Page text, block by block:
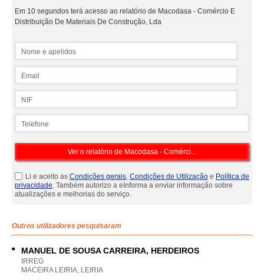
Em 10 segundos terá acesso ao relatório de Macodasa - Comércio E
Distribuição De Materiais De Construção, Lda
Li e aceito as Condições gerais, Condições de Utilização e Política de
privacidade. Também autorizo a eInforma a enviar informação sobre
atualizações e melhorias do serviço.
Outros utilizadores pesquisaram
MANUEL DE SOUSA CARREIRA, HERDEIROS
IRREG
MACEIRA LEIRIA, LEIRIA